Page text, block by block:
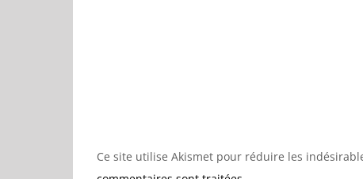
Ce site utilise Akismet pour réduire les